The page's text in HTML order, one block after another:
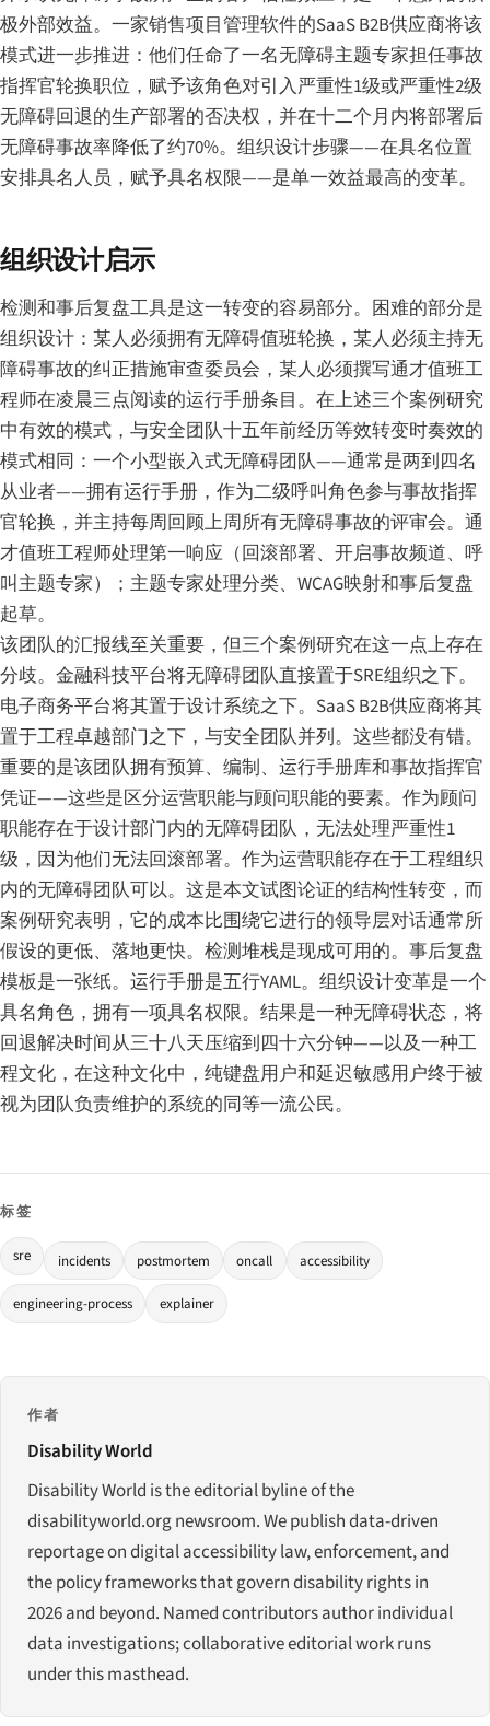
极外部效益。一家销售项目管理软件的SaaS B2B供应商将该
模式进一步推进：他们任命了一名无障碍主题专家担任事故
指挥官轮换职位，赋予该角色对引入严重性1级或严重性2级
无障碍回退的生产部署的否决权，并在十二个月内将部署后
无障碍事故率降低了约70%。组织设计步骤——在具名位置
安排具名人员，赋予具名权限——是单一效益最高的变革。
组织设计启示
检测和事后复盘工具是这一转变的容易部分。困难的部分是
组织设计：某人必须拥有无障碍值班轮换，某人必须主持无
障碍事故的纠正措施审查委员会，某人必须撰写通才值班工
程师在凌晨三点阅读的运行手册条目。在上述三个案例研究
中有效的模式，与安全团队十五年前经历等效转变时奏效的
模式相同：一个小型嵌入式无障碍团队——通常是两到四名
从业者——拥有运行手册，作为二级呼叫角色参与事故指挥
官轮换，并主持每周回顾上周所有无障碍事故的评审会。通
才值班工程师处理第一响应（回滚部署、开启事故频道、呼
叫主题专家）；主题专家处理分类、WCAG映射和事后复盘
起草。
该团队的汇报线至关重要，但三个案例研究在这一点上存在
分歧。金融科技平台将无障碍团队直接置于SRE组织之下。
电子商务平台将其置于设计系统之下。SaaS B2B供应商将其
置于工程卓越部门之下，与安全团队并列。这些都没有错。
重要的是该团队拥有预算、编制、运行手册库和事故指挥官
凭证——这些是区分运营职能与顾问职能的要素。作为顾问
职能存在于设计部门内的无障碍团队，无法处理严重性1
级，因为他们无法回滚部署。作为运营职能存在于工程组织
内的无障碍团队可以。这是本文试图论证的结构性转变，而
案例研究表明，它的成本比围绕它进行的领导层对话通常所
假设的更低、落地更快。检测堆栈是现成可用的。事后复盘
模板是一张纸。运行手册是五行YAML。组织设计变革是一个
具名角色，拥有一项具名权限。结果是一种无障碍状态，将
回退解决时间从三十八天压缩到四十六分钟——以及一种工
程文化，在这种文化中，纯键盘用户和延迟敏感用户终于被
视为团队负责维护的系统的同等一流公民。
标签
sre incidents postmortem oncall accessibility
engineering-process explainer
作者
Disability World
Disability World is the editorial byline of the
disabilityworld.org newsroom. We publish data-driven
reportage on digital accessibility law, enforcement, and
the policy frameworks that govern disability rights in
2026 and beyond. Named contributors author individual
data investigations; collaborative editorial work runs
under this masthead.